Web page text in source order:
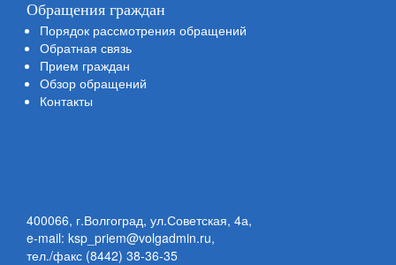
Обращения граждан
Порядок рассмотрения обращений
Обратная связь
Прием граждан
Обзор обращений
Контакты
400066, г.Волгоград, ул.Советская, 4а,
e-mail: ksp_priem@volgadmin.ru,
тел./факс (8442) 38-36-35